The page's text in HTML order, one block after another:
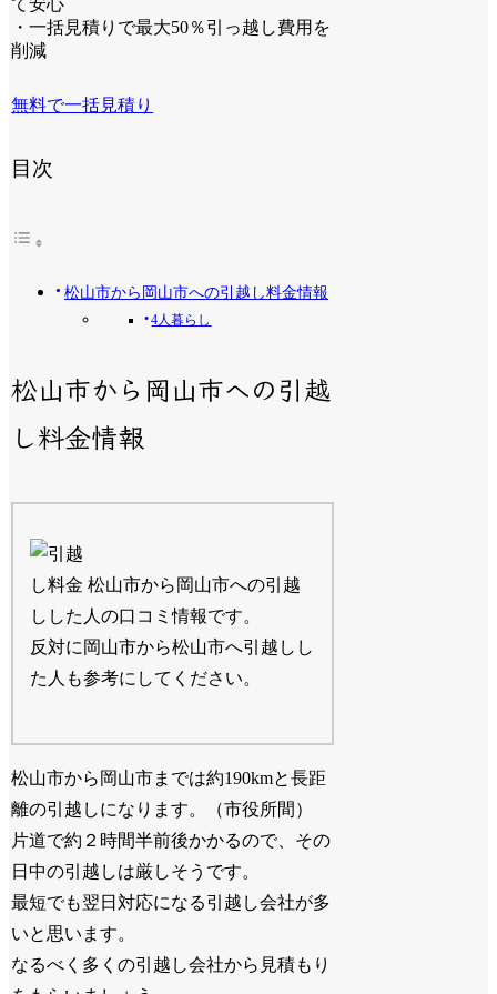
・一括見積りで最大50％引っ越し費用を
削減
無料で一括見積り
目次
松山市から岡山市への引越し料金情報
4人暮らし
松山市から岡山市への引越
し料金情報
松山市から岡山市への引越
しした人の口コミ情報です。
反対に岡山市から松山市へ引越しし
た人も参考にしてください。
松山市から岡山市までは約190kmと長距
離の引越しになります。（市役所間）
片道で約２時間半前後かかるので、その
日中の引越しは厳しそうです。
最短でも翌日対応になる引越し会社が多
いと思います。
なるべく多くの引越し会社から見積もり